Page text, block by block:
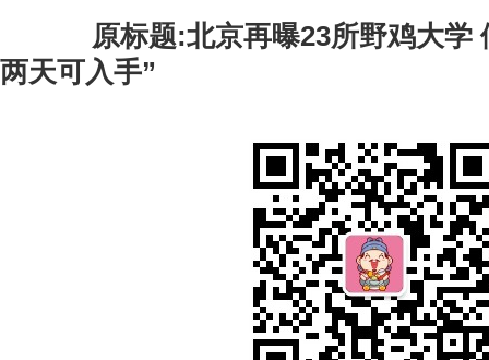
原标题:北京再曝23所野鸡大学
两天可入手”